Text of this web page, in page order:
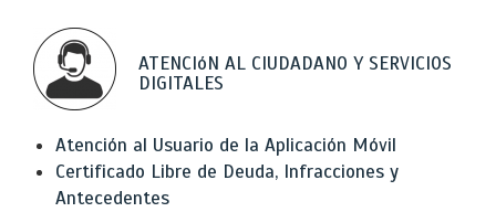
ATENCIóN AL CIUDADANO Y SERVICIOS
DIGITALES
Atención al Usuario de la Aplicación Móvil
Certificado Libre de Deuda, Infracciones y
Antecedentes